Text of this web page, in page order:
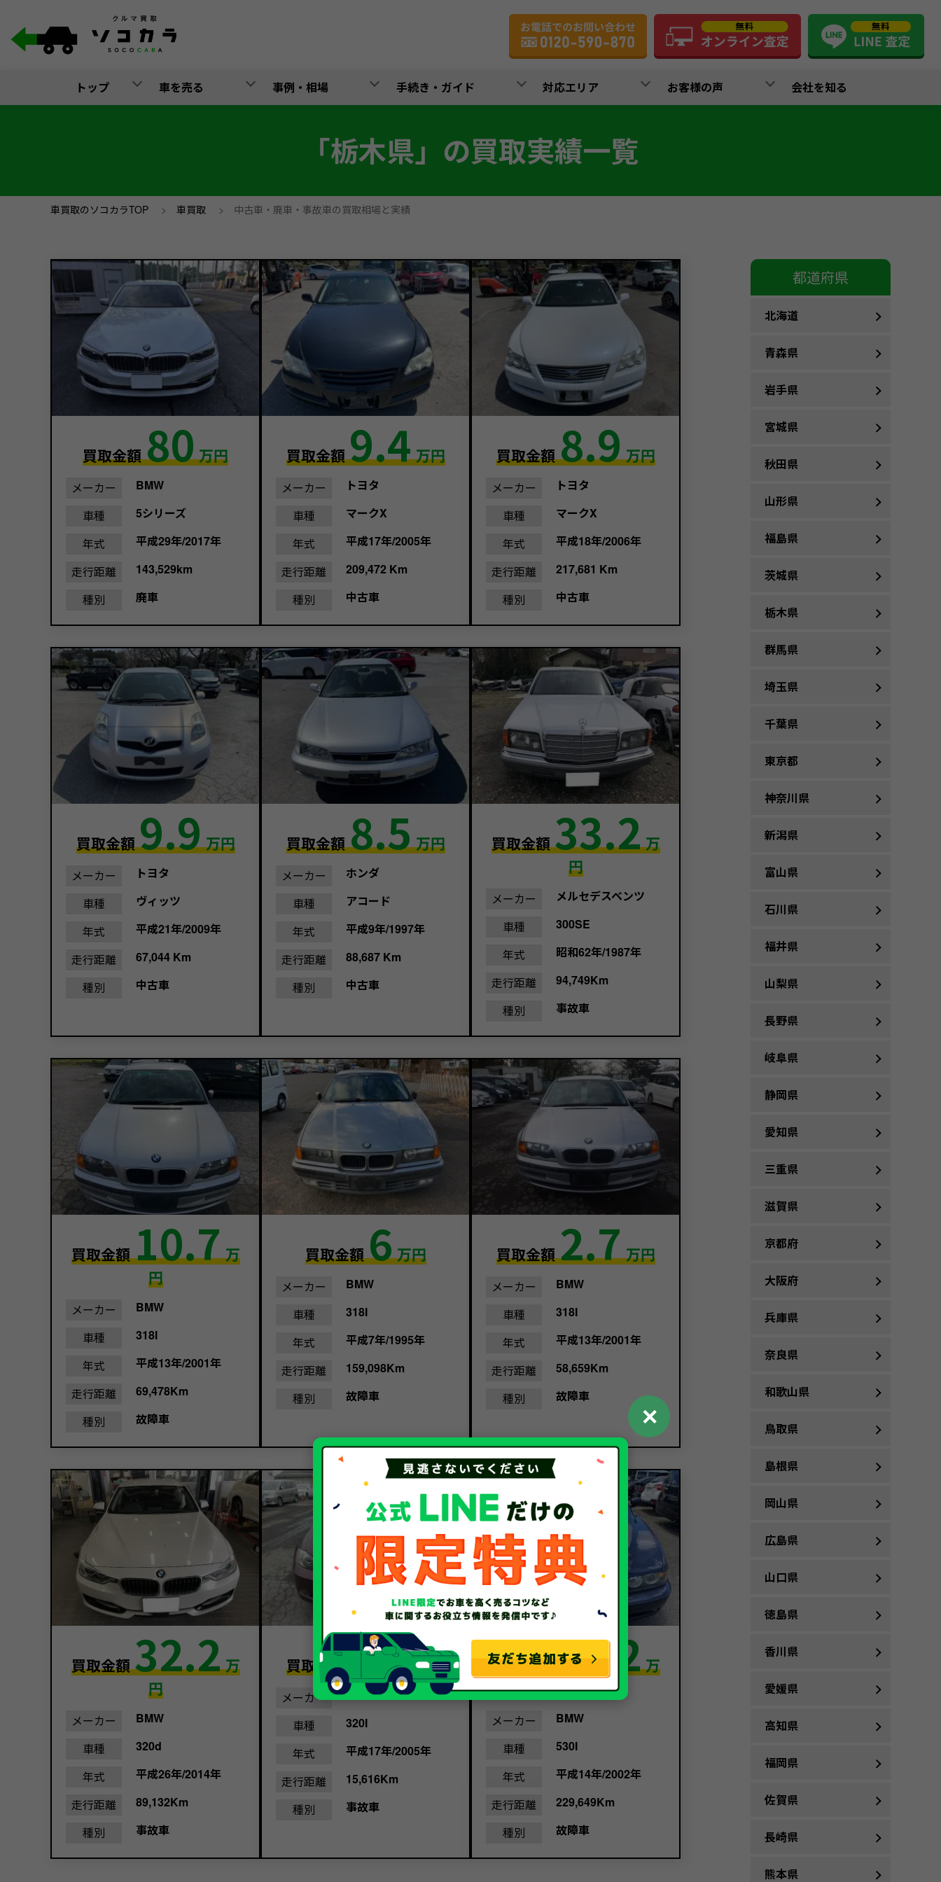
トップ 車を売る 事例・相場 手続き・ガイド 対応エリア お客様の声 会社を知る
「栃木県」の買取実績一覧
車買取のソコカラTOP > 車買取 > 中古車・廃車・事故車の買取相場と実績
買取金額80 万円
メーカー
BMW
車種
5シリーズ
年式
平成29年/2017年
走行距離
143,529km
種別
廃車
買取金額9.4 万円
メーカー
トヨタ
車種
マークX
年式
平成17年/2005年
走行距離
209,472 Km
種別
中古車
買取金額8.9 万円
メーカー
トヨタ
車種
マークX
年式
平成18年/2006年
走行距離
217,681 Km
種別
中古車
買取金額9.9 万円
メーカー
トヨタ
車種
ヴィッツ
年式
平成21年/2009年
走行距離
67,044 Km
種別
中古車
買取金額8.5 万円
メーカー
ホンダ
車種
アコード
年式
平成9年/1997年
走行距離
88,687 Km
種別
中古車
買取金額33.2 万
円
メーカー
メルセデスベンツ
車種
300SE
年式
昭和62年/1987年
走行距離
94,749Km
種別
事故車
買取金額10.7 万
円
メーカー
BMW
車種
318I
年式
平成13年/2001年
走行距離
69,478Km
種別
故障車
買取金額6 万円
メーカー
BMW
車種
318I
年式
平成7年/1995年
走行距離
159,098Km
種別
故障車
買取金額2.7 万円
メーカー
BMW
車種
318I
年式
平成13年/2001年
走行距離
58,659Km
種別
故障車
買取金額32.2 万
円
メーカー
BMW
車種
320d
年式
平成26年/2014年
走行距離
89,132Km
種別
事故車
買取金額5.2 万円
メーカー
BMW
車種
320I
年式
平成17年/2005年
走行距離
15,616Km
種別
事故車
買取金額13.2 万
円
メーカー
BMW
車種
530I
年式
平成14年/2002年
走行距離
229,649Km
種別
故障車
都道府県
北海道
青森県
岩手県
宮城県
秋田県
山形県
福島県
茨城県
栃木県
群馬県
埼玉県
千葉県
東京都
神奈川県
新潟県
富山県
石川県
福井県
山梨県
長野県
岐阜県
静岡県
愛知県
三重県
滋賀県
京都府
大阪府
兵庫県
奈良県
和歌山県
鳥取県
島根県
岡山県
広島県
山口県
徳島県
香川県
愛媛県
高知県
福岡県
佐賀県
長崎県
熊本県
✕